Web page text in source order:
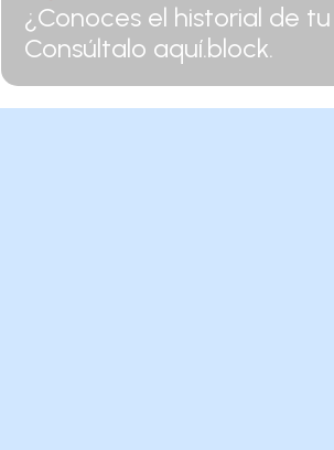
¿Conoces el historial de
Consúltalo aquí.block.